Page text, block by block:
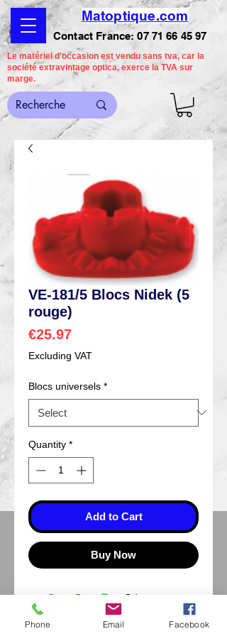
Matoptique.com
Contact France:07 71 66 45 97
Le matériel d'occasion est vendu sans tva, car la
société extravintage optica, exerce la TVA sur
marge.
VE-181/5 Blocs Nidek (5
rouge)
€25.97Price
Excluding VAT
Blocs universels *
Quantity *
Add to Cart
Buy Now
Eurl Extravintage Optica
Phone Email Facebook